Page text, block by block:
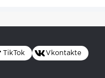
TikTok Vkontakte